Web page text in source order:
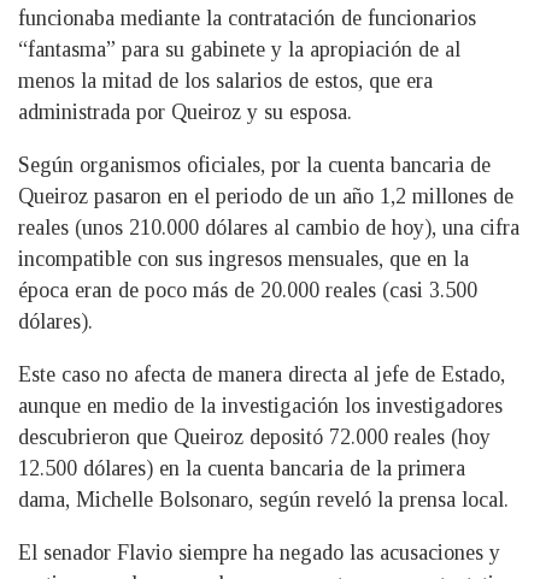
funcionaba mediante la contratación de funcionarios
“fantasma” para su gabinete y la apropiación de al
menos la mitad de los salarios de estos, que era
administrada por Queiroz y su esposa.
Según organismos oficiales, por la cuenta bancaria de
Queiroz pasaron en el periodo de un año 1,2 millones de
reales (unos 210.000 dólares al cambio de hoy), una cifra
incompatible con sus ingresos mensuales, que en la
época eran de poco más de 20.000 reales (casi 3.500
dólares).
Este caso no afecta de manera directa al jefe de Estado,
aunque en medio de la investigación los investigadores
descubrieron que Queiroz depositó 72.000 reales (hoy
12.500 dólares) en la cuenta bancaria de la primera
dama, Michelle Bolsonaro, según reveló la prensa local.
El senador Flavio siempre ha negado las acusaciones y